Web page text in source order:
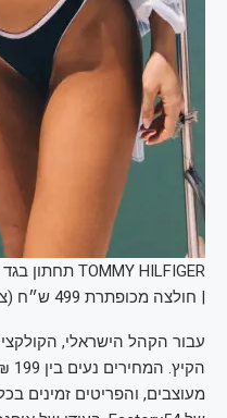
| חולצה מכופתרת 499 ש״ח (צילום: באדיבות המותג)
עבור הקהל הישראלי,
מעוצבים, והפריטים זמינים